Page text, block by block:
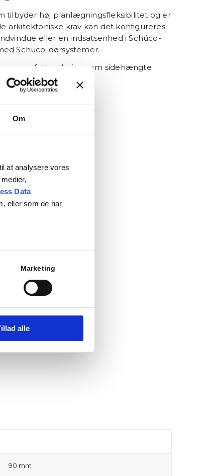
Om
at analysere vores
Data
eller som de har
Marketing
alle
tilbyder høj planlægningsfleksibilitet og er
arkitektoniske krav kan det konfigureres
eller en indsatsenhed i Schüco-
Schüco-dørsystemer.
omfatter design som sidehængte
barrierefri åbninger.
90 mm